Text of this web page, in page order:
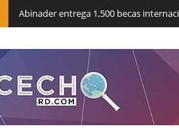
Abinader entrega 1,500 becas